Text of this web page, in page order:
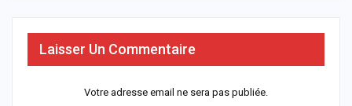
Laisser Un Commentaire
Votre adresse email ne sera pas publiée.